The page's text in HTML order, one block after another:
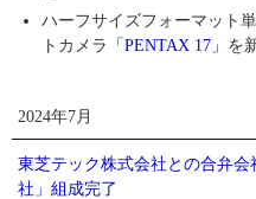
ハーフサイズフォーマット
トカメラ
「PENTAX 17」 を
2024年7月
東芝テック株式会社との合弁
社」組成完了